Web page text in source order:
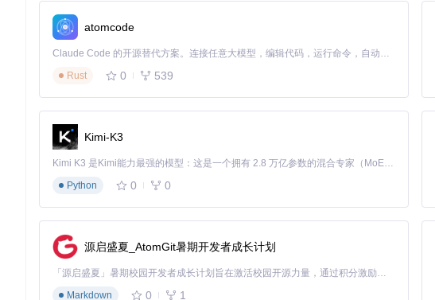
atomcode
Claude Code 的开源替代方案。连接任意大模型，编辑代码，运行命令，自动验证 — 全自动执行。用 Rust 构建，极致性能。 ｜ An open-source alternative to Claude Code. Connect any LLM, edit code, run commands, and verify changes — autonomously. Built in Rust for speed. Get Started
Rust
0 539
Kimi-K3
Kimi K3 是Kimi能力最强的模型：这是一个拥有 2.8 万亿参数的混合专家（MoE）模型，具备原生视觉理解能力，并支持 100 万 token 的上下文窗口。
Python
0 0
源启盛夏_AtomGit暑期开发者成长计划
「源启盛夏」暑期校园开发者成长计划旨在激活校园开源力量，通过积分激励、认证扶持、资源倾斜等形式，引导高校组织和开发者完成「入驻 — 建项目 — 做贡献 — 获认证 — 得资源」的完整闭环。无论你是想带领社团入驻平台的组织者，还是希望用代码贡献证明自己的开发者，都能在这里找到属于你的成长路径。
Markdown
0 1